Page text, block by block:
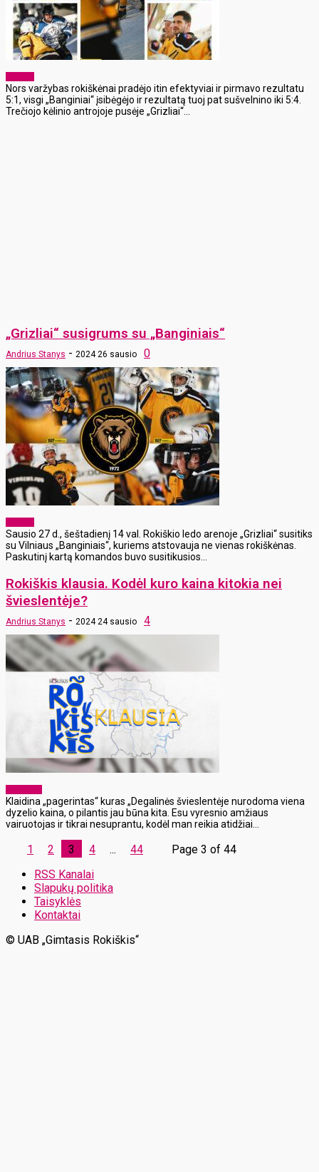
Nors varžybas rokiškėnai pradėjo itin efektyviai ir pirmavo rezultatu
5:1, visgi „Banginiai“ įsibėgėjo ir rezultatą tuoj pat sušvelnino iki 5:4.
Trečiojo kėlinio antrojoje pusėje „Grizliai“...
„Grizliai“ susigrums su „Banginiais“
Andrius Stanys - 2024 26 sausio 0
Sausio 27 d., šeštadienį 14 val. Rokiškio ledo arenoje „Grizliai“ susitiks
su Vilniaus „Banginiais“, kuriems atstovauja ne vienas rokiškėnas.
Paskutinį kartą komandos buvo susitikusios...
Rokiškis klausia. Kodėl kuro kaina kitokia nei
švieslentėje?
Andrius Stanys - 2024 24 sausio 4
Klaidina „pagerintas“ kuras „Degalinės švieslentėje nurodoma viena
dyzelio kaina, o pilantis jau būna kita. Esu vyresnio amžiaus
vairuotojas ir tikrai nesuprantu, kodėl man reikia atidžiai...
1 2 3 4 ... 44
Page 3 of 44
RSS Kanalai
Slapukų politika
Taisyklės
Kontaktai
© UAB „Gimtasis Rokiškis“